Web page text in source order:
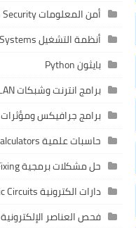
أمن المعلومات Information Security
أنظمة التشغيل Operating Systems
بايثون Python
برامج انترنت وشبكات WAN/LAN
برامج جرافيكس ومؤثرات Graphics
حاسبات علمية Scientific Calculators
حل مشكلات برمجية Software Errors Fixing
دارات الكترونية Electronic Circuits
فحص العناصر الإلكترونية Electronics Check